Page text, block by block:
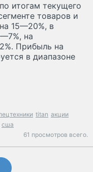
итогам текущего
товаров и
15—20%, в
на
Прибыль на
в диапазоне
titan акции
сша
61 просмотров всего.